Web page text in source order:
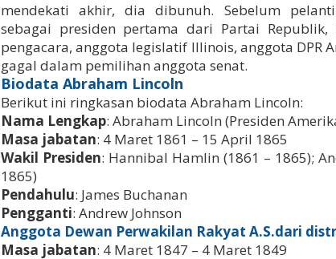
mendekati akhir, dia dibunuh. Sebelum
sebagai presiden pertama dari Partai Republik,
pengacara, anggota legislatif Illinois, anggota DPR
gagal dalam pemilihan anggota senat.
Biodata Abraham Lincoln
Berikut ini ringkasan biodata Abraham Lincoln:
Nama Lengkap: Abraham Lincoln (Presiden
Masa jabatan: 4 Maret 1861 – 15 April 1865
Wakil Presiden: Hannibal Hamlin (1861 – 1865);
1865)
Pendahulu: James Buchanan
Pengganti: Andrew Johnson
Anggota Dewan Perwakilan Rakyat A.S.dari
Masa jabatan: 4 Maret 1847 – 4 Maret 1849